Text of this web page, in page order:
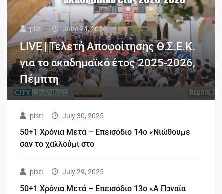
pisti June 24, 2026
LIVE | Τελετή Αποφοίτησης Θ.Σ.Ε.Κ.
για το ακαδημαϊκό έτος 2025-2026,
Πέμπτη
pisti July 30, 2025
50+1 Χρόνια Μετά – Επεισόδιο 14ο «Νιώθουμε
σαν το χαλλούμι στο
pisti July 29, 2025
50+1 Χρόνια Μετά – Επεισόδιο 13ο «Α Παναϊα